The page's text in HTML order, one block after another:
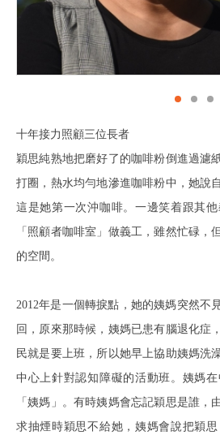
十年接力照顧三位長者
穎思純熟地把磨好了的咖啡粉倒進過濾
打圈，熱水均勻地滲進咖啡粉中，她說
這是她第一次沖咖啡。一邊笑着跟其
「照顧者咖啡室」做義工，雖然忙碌，
的空間。
2012年是一個轉捩點，她的姨媽突然不
回，原來那時候，姨媽已患有腦退化症
民就是要上班，所以她早上協助姨媽洗
中心上針對認知障礙的活動班。姨媽
「姨媽」。有時姨媽會忘記穎思是誰，
求抽煙時穎思不給她，姨媽會說把穎